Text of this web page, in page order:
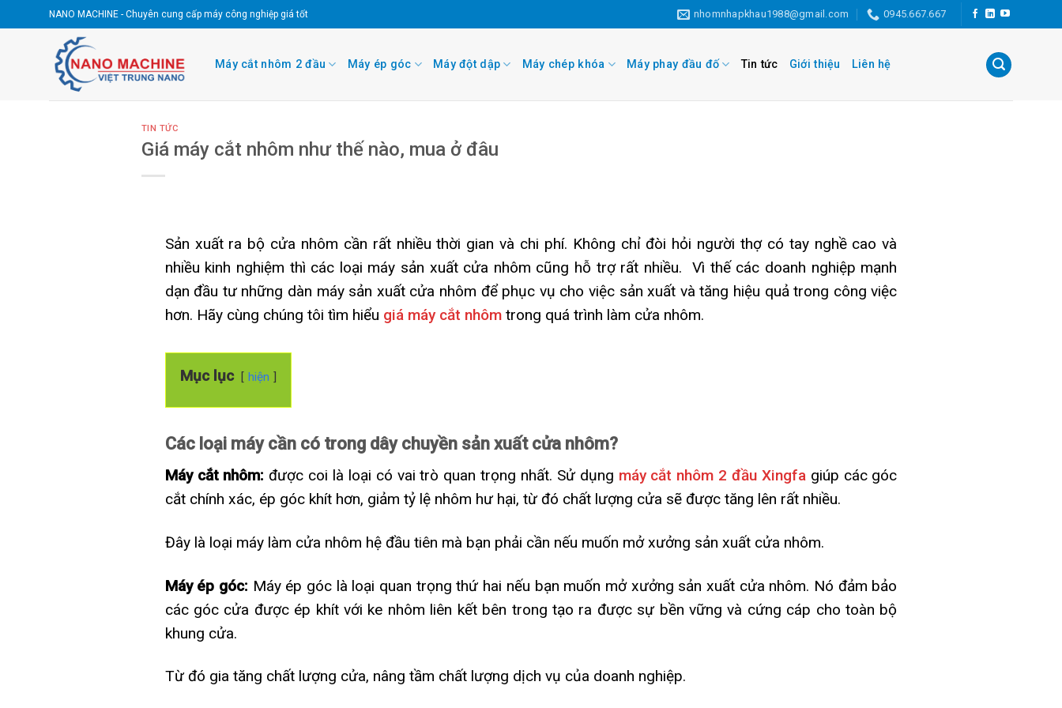
to
NANO MACHINE - Chuyên cung cấp máy công nghiệp giá tốt nhomnhapkhau1988@gmail.com 0945.667.667
Máy cắt nhôm 2 đầu Máy ép góc Máy đột dập Máy chép khóa Máy phay đầu đố Tin tức Giới thiệu Liên hệ
TIN TỨC
Giá máy cắt nhôm như thế nào, mua ở đâu
Sản xuất ra bộ cửa nhôm cần rất nhiều thời gian và chi phí. Không chỉ đòi hỏi người thợ có tay nghề cao và
nhiều kinh nghiệm thì các loại máy sản xuất cửa nhôm cũng hỗ trợ rất nhiều.Vì thế các doanh nghiệp mạnh
dạn đầu tư những dàn máy sản xuất cửa nhôm để phục vụ cho việc sản xuất và tăng hiệu quả trong công việc
hơn. Hãy cùng chúng tôi tìm hiểu giá máy cắt nhômtrong quá trình làm cửa nhôm.
Mục lục hiện
Các loại máy cần có trong dây chuyền sản xuất cửa nhôm?
Máy cắt nhôm: được coi là loại có vai trò quan trọng nhất. Sử dụng máy cắt nhôm 2 đầu Xingfa giúp các góc
cắt chính xác, ép góc khít hơn, giảm tỷ lệ nhôm hư hại, từ đó chất lượng cửa sẽ được tăng lên rất nhiều.
Đây là loại máy làm cửa nhôm hệ đầu tiên mà bạn phải cần nếu muốn mở xưởng sản xuất cửa nhôm.
Máy ép góc: Máy ép góc là loại quan trọng thứ hai nếu bạn muốn mở xưởng sản xuất cửa nhôm. Nó đảm bảo
các góc cửa được ép khít với ke nhôm liên kết bên trong tạo ra được sự bền vững và cứng cáp cho toàn bộ
khung cửa.
Từ đó gia tăng chất lượng cửa, nâng tầm chất lượng dịch vụ của doanh nghiệp.